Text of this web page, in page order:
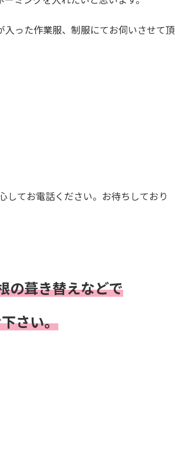
った作業服、制服にてお伺いさせて頂
してお電話ください。お待ちしており
の葺き替えなどで
さい。